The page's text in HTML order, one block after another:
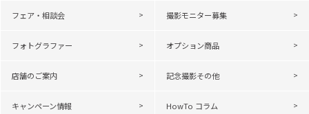
フェア・相談会 撮影モニター募集
フォトグラファー オプション商品
店舗のご案内 記念撮影その他
キャンペーン情報 HowTo コラム